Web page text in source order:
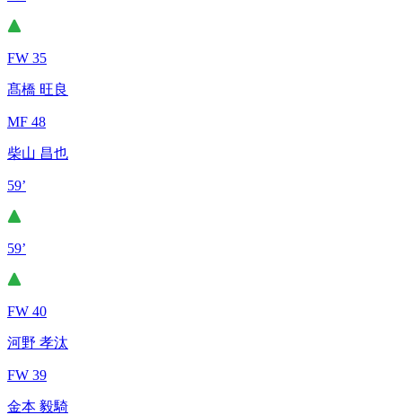
FW 35
髙橋 旺良
MF 48
柴山 昌也
59’
59’
FW 40
河野 孝汰
FW 39
金本 毅騎